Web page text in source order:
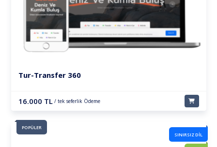
Tur-Transfer 360
16.000 TL / tek seferlik Ödeme
POPÜLER
SINIRSIZ DİL